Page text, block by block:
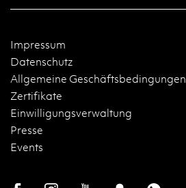
Impressum
Datenschutz
Allgemeine Geschäftsbedingungen
Zertifikate
Einwilligungsverwaltung
Presse
Events